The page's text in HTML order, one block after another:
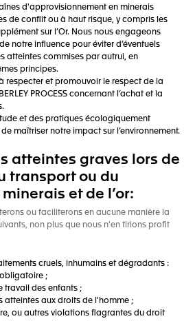
d'approvisionnement en minerais
de conflit ou à haut risque, y compris les
sur l’Or. Nous nous engageons
notre influence pour éviter d’éventuels
atteintes commises par autrui, en
principes.
respecter et promouvoir le respect de la
PROCESS concernant l’achat et la
et des pratiques écologiquement
maîtriser notre impact sur l’environnement.
atteintes graves lors de
transport ou du
et de l’or:
ou faciliterons en aucune manière la
non plus que nous n'en tirions profit
cruels, inhumains et dégradants :
;
travail des enfants ;
atteintes aux droits de l'homme ;
ou autres violations flagrantes du droit